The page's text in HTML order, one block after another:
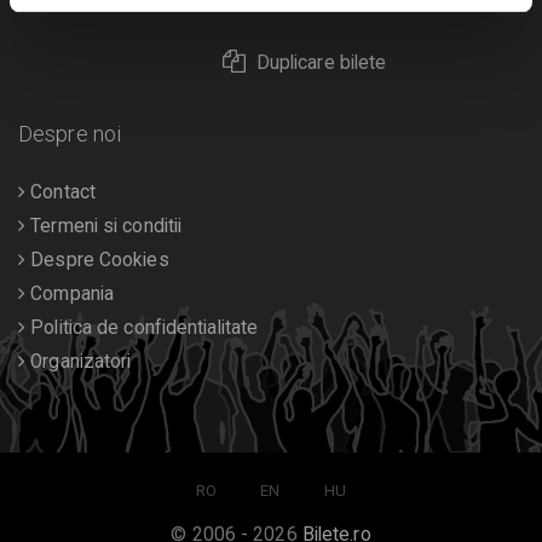
Duplicare bilete
Despre noi
Contact
Termeni si conditii
Despre Cookies
Compania
Politica de confidentialitate
Organizatori
RO EN HU
© 2006 - 2026 Bilete.ro